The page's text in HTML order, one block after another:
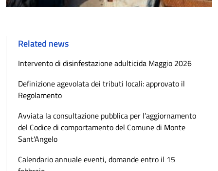
Related news
Intervento di disinfestazione adulticida Maggio 2026
Definizione agevolata dei tributi locali: approvato il
Regolamento
Avviata la consultazione pubblica per l’aggiornamento
del Codice di comportamento del Comune di Monte
Sant'Angelo
Calendario annuale eventi, domande entro il 15